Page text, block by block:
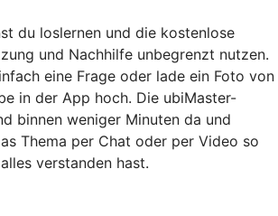
du loslernen und die kostenlose
und Nachhilfe unbegrenzt nutzen.
eine Frage oder lade ein Foto von
in der App hoch. Die ubiMaster-
binnen weniger Minuten da und
Thema per Chat oder per Video so
verstanden hast.